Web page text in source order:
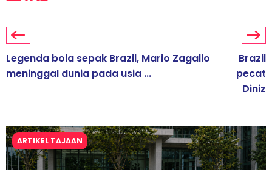
Legenda bola sepak Brazil, Mario Zagallo
meninggal dunia pada usia ...
Brazil
pecat
Diniz
ARTIKEL TAJAAN